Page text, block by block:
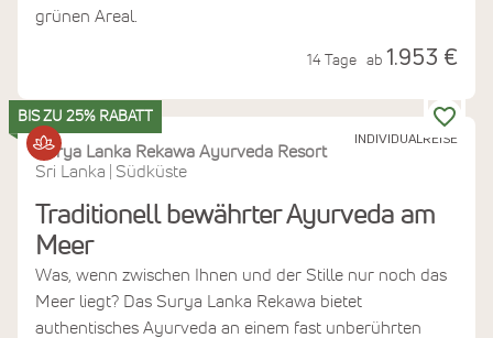
grünen Areal.
14 Tage ab 1.953 €
INDIVIDUALREISE
BIS ZU 25% RABATT
Surya Lanka Rekawa Ayurveda Resort
Sri Lanka
Südküste
Traditionell bewährter Ayurveda am
Meer
Was, wenn zwischen Ihnen und der Stille nur noch das
Meer liegt? Das Surya Lanka Rekawa bietet
authentisches Ayurveda an einem fast unberührten